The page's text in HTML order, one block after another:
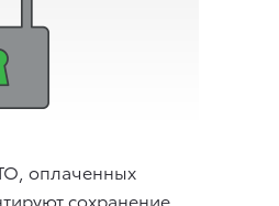
оплаченных
сохранение